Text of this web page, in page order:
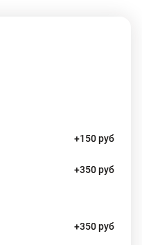
+150 руб
+350 руб
+350 руб